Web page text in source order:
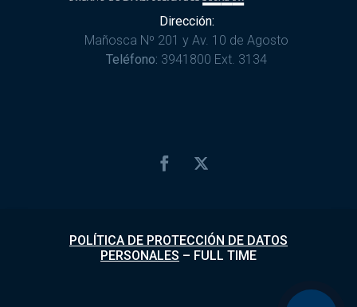
Dirección:
Mañosca Nº 201 y Av. 10 de Agosto
Teléfono: 3941800 Ext. 3134
POLÍTICA DE PROTECCIÓN DE DATOS
PERSONALES – FULL TIME